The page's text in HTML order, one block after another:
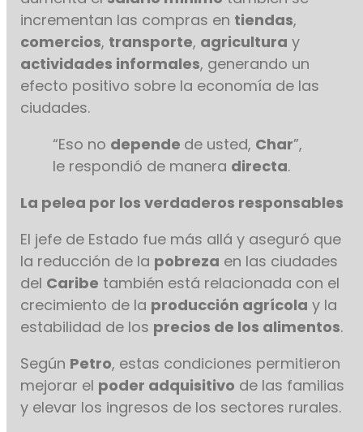
incrementan las compras en tiendas,
comercios, transporte, agricultura y
actividades informales, generando un
efecto positivo sobre la economía de las
ciudades.
“Eso no depende de usted, Char”,
le respondió de manera directa.
La pelea por los verdaderos responsables
El jefe de Estado fue más allá y aseguró que
la reducción de la pobreza en las ciudades
del Caribe también está relacionada con el
crecimiento de la producción agrícola y la
estabilidad de los precios de los alimentos.
Según Petro, estas condiciones permitieron
mejorar el poder adquisitivo de las familias
y elevar los ingresos de los sectores rurales.